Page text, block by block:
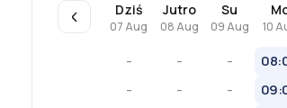
Dziś
07 Aug
-
-
Jutro
08 Aug
-
-
Su
09 Aug
-
-
10